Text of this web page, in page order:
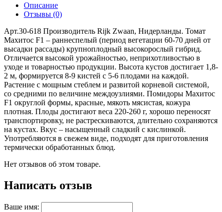
Описание
Отзывы (0)
Арт.30-618 Производитель Rijk Zwaan, Нидерланды. Томат
Махитос F1 – раннеспелый (период вегетации 60-70 дней от
высадки рассады) крупноплодный высокорослый гибрид.
Отличается высокой урожайностью, неприхотливостью в
уходе и товарностью продукции. Высота кустов достигает 1,8-
2 м, формируется 8-9 кистей с 5-6 плодами на каждой.
Растение с мощным стеблем и развитой корневой системой,
со средними по величине междоузлиями. Помидоры Махитос
F1 округлой формы, красные, мякоть мясистая, кожура
плотная. Плоды достигают веса 220-260 г, хорошо переносят
транспортировку, не растрескиваются, длительно сохраняются
на кустах. Вкус – насыщенный сладкий с кислинкой.
Употребляются в свежем виде, подходят для приготовления
термически обработанных блюд.
Нет отзывов об этом товаре.
Написать отзыв
Ваше имя: